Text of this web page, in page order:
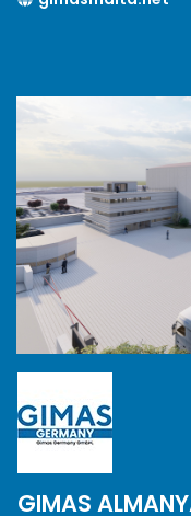
GIMAS